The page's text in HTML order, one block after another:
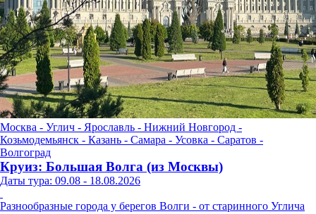
Москва - Углич - Ярославль - Нижний Новгород -
Козьмодемьянск - Казань - Самара - Усовка - Саратов -
Волгоград
Круиз: Большая Волга (из Москвы)
Даты тура: 09.08 - 18.08.2026
Разнообразные города у берегов Волги - от старинного Углича